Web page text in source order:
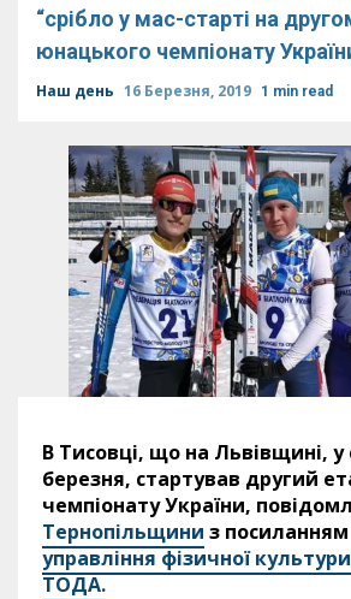
“срібло у мас-старті на
юнацького чемпіонату
Наш день 16 Березня, 2019 1 min read
В Тисовці, що на Львівщині, у
березня, стартував другий
чемпіонату України,
Тернопільщини з
управління фізичної
ТОДА.